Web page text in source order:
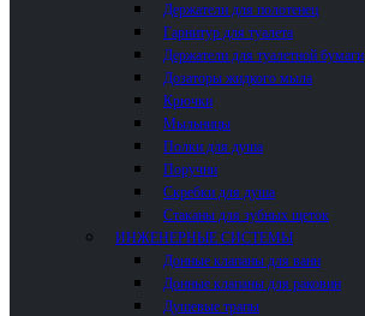
Держатели для полотенец
Гарнитур для туалета
Держатели для туалетной бумаги
Дозаторы жидкого мыла
Крючки
Мыльницы
Полки для душа
Поручни
Скребки для душа
Стаканы для зубных щеток
ИНЖЕНЕРНЫЕ СИСТЕМЫ
Донные клапаны для ванн
Донные клапаны для раковин
Душевые трапы